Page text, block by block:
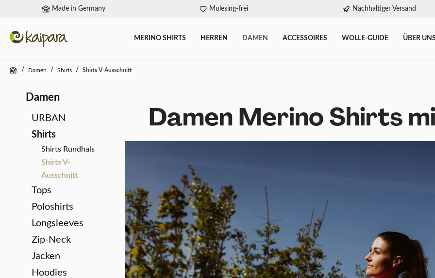
Zur Hauptnavigation springen
Made in Germany Mulesing-frei Nachhaltiger Versand
MERINO SHIRTS HERREN DAMEN ACCESSOIRES WOLLE-GUIDE ÜBER
/ Damen / Shirts / Shirts V-Ausschnitt
Damen
URBAN
Shirts
Shirts Rundhals
Shirts V-
Ausschnitt
Tops
Poloshirts
Longsleeves
Zip-Neck
Jacken
Hoodies
Damen Merino Shirts